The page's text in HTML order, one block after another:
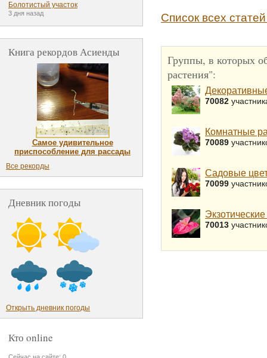
Список всех
Группы, в которых
растения":
70082
Комнатные
70089
Садовые
70099
70013
Болотистый участок
3 дня назад
Книга рекордов Асиенды
Самое удивительное
приспособление для рассады
Все рекорды
Дневник погоды
Открыть дневник погоды
Кто online